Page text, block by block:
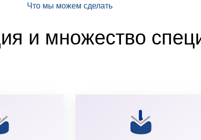
Что мы можем сделать
и множество